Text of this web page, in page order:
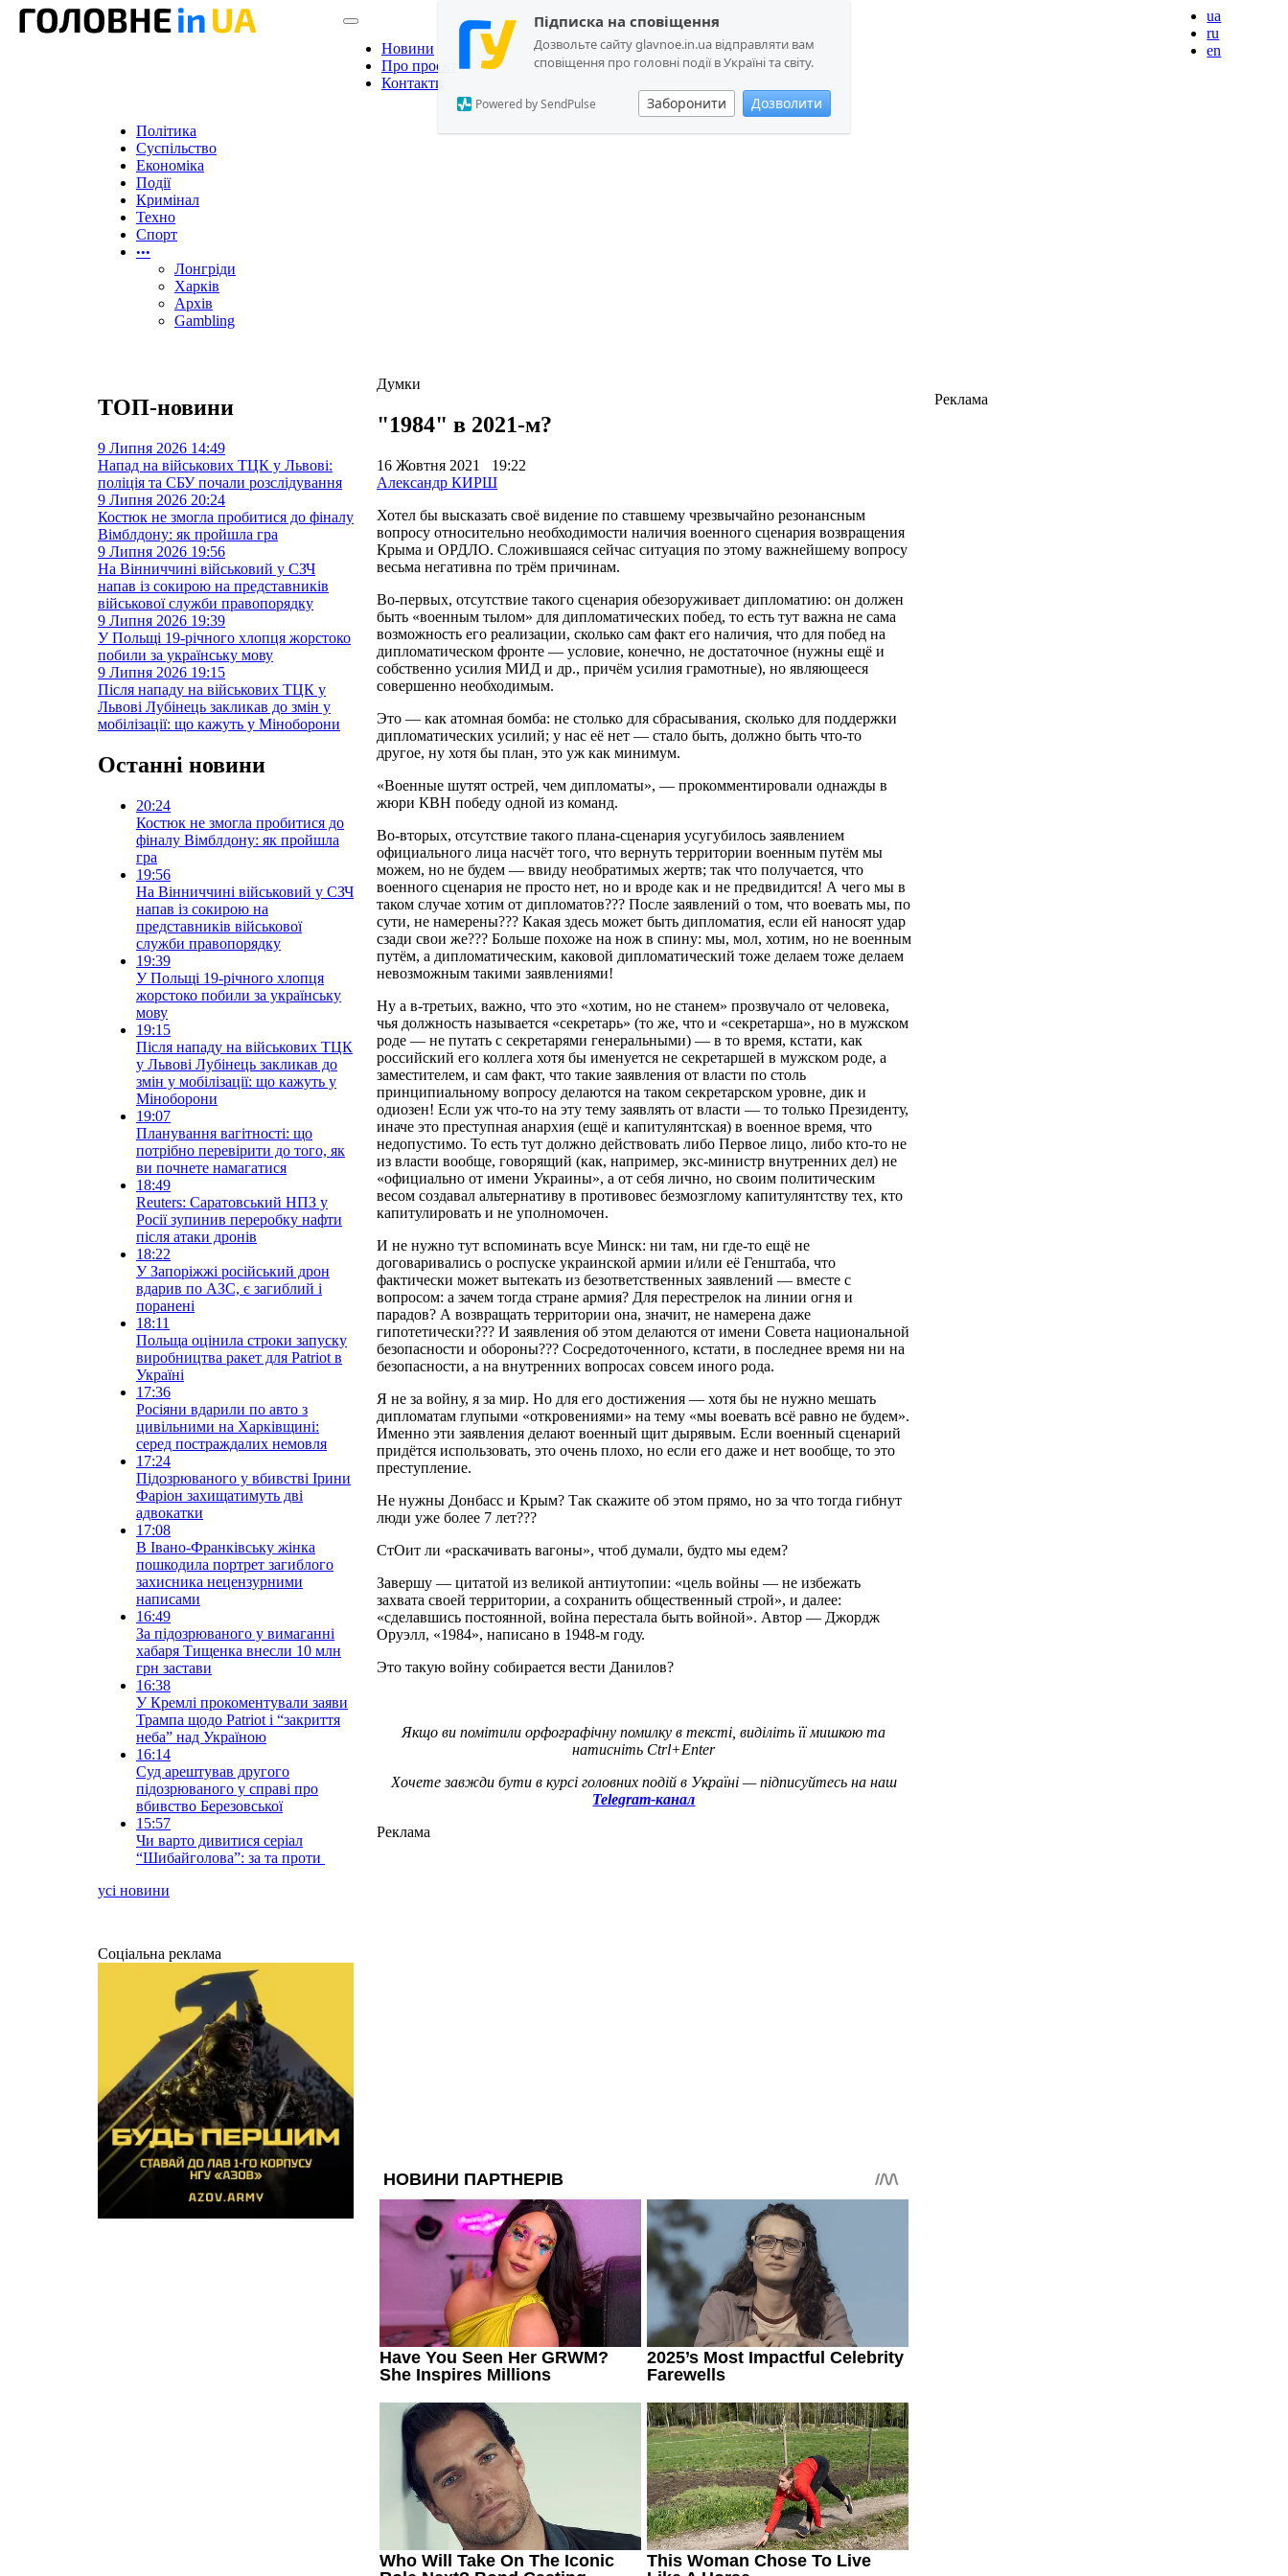
Підписка на сповіщення
Дозвольте сайту glavnoe.in.ua відправляти вам
сповіщення про головні події в Україні та світу.
Заборонити Дозволити
Powered by SendPulse
Новини
Про проєкт
Контакти
ua
ru
en
Політика
Суспільство
Економіка
Події
Кримінал
Техно
Спорт
•••
Лонгріди
Харків
Архів
Gambling
Думки
"1984" в 2021-м?
16 Жовтня 2021
19:22
Александр КИРШ
Хотел бы высказать своё видение по ставшему чрезвычайно резонансным
вопросу относительно необходимости наличия военного сценария возвращения
Крыма и ОРДЛО. Сложившаяся сейчас ситуация по этому важнейшему вопросу
весьма негативна по трём причинам.
Во-первых, отсутствие такого сценария обезоруживает дипломатию: он должен
быть «военным тылом» для дипломатических побед, то есть тут важна не сама
возможность его реализации, сколько сам факт его наличия, что для побед на
дипломатическом фронте — условие, конечно, не достаточное (нужны ещё и
собственно усилия МИД и др., причём усилия грамотные), но являющееся
совершенно необходимым.
Это — как атомная бомба: не столько для сбрасывания, сколько для поддержки
дипломатических усилий; у нас её нет — стало быть, должно быть что-то
другое, ну хотя бы план, это уж как минимум.
«Военные шутят острей, чем дипломаты», — прокомментировали однажды в
жюри КВН победу одной из команд.
Во-вторых, отсутствие такого плана-сценария усугубилось заявлением
официального лица насчёт того, что вернуть территории военным путём мы
можем, но не будем — ввиду необратимых жертв; так что получается, что
военного сценария не просто нет, но и вроде как и не предвидится! А чего мы в
таком случае хотим от дипломатов??? После заявлений о том, что воевать мы, по
сути, не намерены??? Какая здесь может быть дипломатия, если ей наносят удар
сзади свои же??? Больше похоже на нож в спину: мы, мол, хотим, но не военным
путём, а дипломатическим, каковой дипломатический тоже делаем тоже делаем
невозможным такими заявлениями!
Ну а в-третьих, важно, что это «хотим, но не станем» прозвучало от человека,
чья должность называется «секретарь» (то же, что и «секретарша», но в мужском
роде — не путать с секретарями генеральными) — в то время, кстати, как
российский его коллега хотя бы именуется не секретаршей в мужском роде, а
заместителем, и сам факт, что такие заявления от власти по столь
принципиальному вопросу делаются на таком секретарском уровне, дик и
одиозен! Если уж что-то на эту тему заявлять от власти — то только Президенту,
иначе это преступная анархия (ещё и капитулянтская) в военное время, что
недопустимо. То есть тут должно действовать либо Первое лицо, либо кто-то не
из власти вообще, говорящий (как, например, экс-министр внутренних дел) не
«официально от имени Украины», а от себя лично, но своим политическим
весом создавал альтернативу в противовес безмозглому капитулянтству тех, кто
капитулировать и не уполномочен.
И не нужно тут вспоминать всуе Минск: ни там, ни где-то ещё не
договаривались о роспуске украинской армии и/или её Генштаба, что
фактически может вытекать из безответственных заявлений — вместе с
вопросом: а зачем тогда стране армия? Для перестрелок на линии огня и
парадов? А возвращать территории она, значит, не намерена даже
гипотетически??? И заявления об этом делаются от имени Совета национальной
безопасности и обороны??? Сосредоточенного, кстати, в последнее время ни на
безопасности, а на внутренних вопросах совсем иного рода.
Я не за войну, я за мир. Но для его достижения — хотя бы не нужно мешать
дипломатам глупыми «откровениями» на тему «мы воевать всё равно не будем».
Именно эти заявления делают военный щит дырявым. Если военный сценарий
придётся использовать, это очень плохо, но если его даже и нет вообще, то это
преступление.
Не нужны Донбасс и Крым? Так скажите об этом прямо, но за что тогда гибнут
люди уже более 7 лет???
СтОит ли «раскачивать вагоны», чтоб думали, будто мы едем?
Завершу — цитатой из великой антиутопии: «цель войны — не избежать
захвата своей территории, а сохранить общественный строй», и далее:
«сделавшись постоянной, война перестала быть войной». Автор — Джордж
Оруэлл, «1984», написано в 1948-м году.
Это такую войну собирается вести Данилов?
Якщо ви помітили орфографічну помилку в тексті, виділіть її мишкою та
натисніть Ctrl+Enter
Хочете завжди бути в курсі головних подій в Україні — підписуйтесь на наш
Telegram-канал
Реклама
Реклама
ТОП-новини
9 Липня 2026 14:49
Напад на військових ТЦК у Львові:
поліція та СБУ почали розслідування
9 Липня 2026 20:24
Костюк не змогла пробитися до фіналу
Вімблдону: як пройшла гра
9 Липня 2026 19:56
На Вінниччині військовий у СЗЧ
напав із сокирою на представників
військової служби правопорядку
9 Липня 2026 19:39
У Польщі 19-річного хлопця жорстоко
побили за українську мову
9 Липня 2026 19:15
Після нападу на військових ТЦК у
Львові Лубінець закликав до змін у
мобілізації: що кажуть у Міноборони
Останні новини
20:24
Костюк не змогла пробитися до
фіналу Вімблдону: як пройшла
гра
19:56
На Вінниччині військовий у СЗЧ
напав із сокирою на
представників військової
служби правопорядку
19:39
У Польщі 19-річного хлопця
жорстоко побили за українську
мову
19:15
Після нападу на військових ТЦК
у Львові Лубінець закликав до
змін у мобілізації: що кажуть у
Міноборони
19:07
Планування вагітності: що
потрібно перевірити до того, як
ви почнете намагатися
18:49
Reuters: Саратовський НПЗ у
Росії зупинив переробку нафти
після атаки дронів
18:22
У Запоріжжі російський дрон
вдарив по АЗС, є загиблий і
поранені
18:11
Польща оцінила строки запуску
виробництва ракет для Patriot в
Україні
17:36
Росіяни вдарили по авто з
цивільними на Харківщині:
серед постраждалих немовля
17:24
Підозрюваного у вбивстві Ірини
Фаріон захищатимуть дві
адвокатки
17:08
В Івано-Франківську жінка
пошкодила портрет загиблого
захисника нецензурними
написами
16:49
За підозрюваного у вимаганні
хабаря Тищенка внесли 10 млн
грн застави
16:38
У Кремлі прокоментували заяви
Трампа щодо Patriot і “закриття
неба” над Україною
16:14
Суд арештував другого
підозрюваного у справі про
вбивство Березовської
15:57
Чи варто дивитися серіал
“Шибайголова”: за та проти
усі новини
Соціальна реклама